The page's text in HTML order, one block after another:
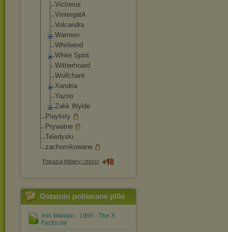
Victorius
VintergatA
Volcandra
Warmen
Whirlwind
White Spirit
Witherhoard
Wolfchant
Xandria
Yazoo
Zakk Wylde
Playlisty
Prywatne
Teledyski
zachomikowane
Pokazuj foldery i treści
Ostatnio pobierane pliki
Iron Maiden - 1995 - The X
Factor.rar